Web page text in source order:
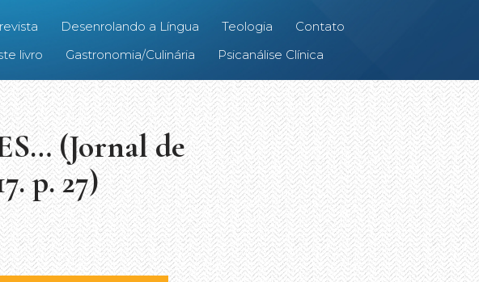
Desenrolando a Língua Teologia
Contato
livro Gastronomia/Culinária Psicanálise Clínica
(Jornal de
p. 27)